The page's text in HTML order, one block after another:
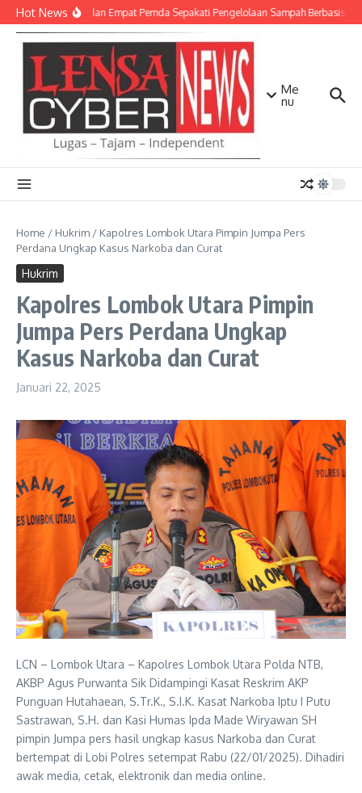
Lewati ke konten
Hot NewsTNI AD dan Empat Pemda Sepakati Pengelolaan Sampah Berbasis
Me
nu
Home / Hukrim / Kapolres Lombok Utara Pimpin Jumpa Pers
Perdana Ungkap Kasus Narkoba dan Curat
Hukrim
Kapolres Lombok Utara Pimpin
Jumpa Pers Perdana Ungkap
Kasus Narkoba dan Curat
Januari 22, 2025
LCN – Lombok Utara – Kapolres Lombok Utara Polda NTB,
AKBP Agus Purwanta Sik Didampingi Kasat Reskrim AKP
Punguan Hutahaean, S.Tr.K., S.I.K. Kasat Narkoba Iptu I Putu
Sastrawan, S.H. dan Kasi Humas Ipda Made Wiryawan SH
pimpin Jumpa pers hasil ungkap kasus Narkoba dan Curat
bertempat di Lobi Polres setempat Rabu (22/01/2025). Dihadiri
awak media, cetak, elektronik dan media online.